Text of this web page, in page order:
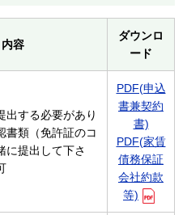
内容
ダウンロ
ード
出する必要があり
書類（免許証のコ
に提出して下さ
PDF(申込
書兼契約
書)
PDF(家賃
債務保証
会社約款
等)